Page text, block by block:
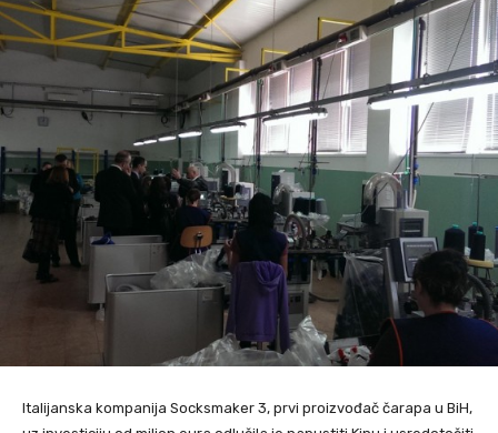
Italijanska kompanija Socksmaker 3, prvi proizvođač čarapa u BiH,